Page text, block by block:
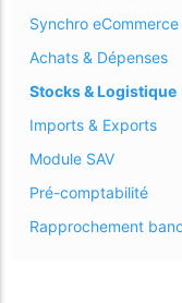
Synchro eCommerce
Achats & Dépenses
Stocks & Logistique
Imports & Exports
Module SAV
Pré-comptabilité
Rapprochement